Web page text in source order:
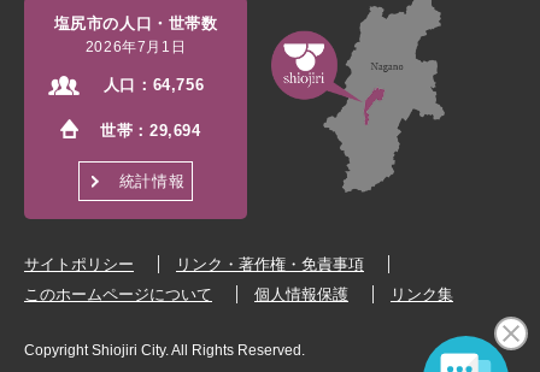
塩尻市の人口・世帯数
2026年7月1日
人口： 64,756
世帯：29,694
統計情報
サイトポリシー
リンク・著作権・免責事項
このホームページについて
個人情報保護 リンク集
Copyright Shiojiri City. All Rights Reserved.